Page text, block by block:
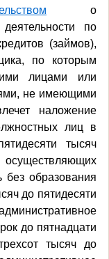
о
по
(займов),
по которым
лицами или
не имеющими
наложение
лиц в
тысяч
без образования
до пятидесяти
до пятнадцати
тысяч до